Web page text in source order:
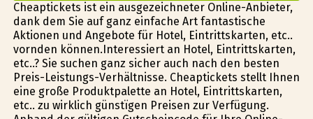
Cheaptickets ist ein ausgezeichneter Online-Anbieter,
dank dem Sie auf ganz einfache Art fantastische
Aktionen und Angebote für Hotel, Eintrittskarten, etc..
vorfinden können.Interessiert an Hotel, Eintrittskarten,
etc..? Sie suchen ganz sicher auch nach den besten
Preis-Leistungs-Verhältnisse. Cheaptickets stellt Ihnen
eine große Produktpalette an Hotel, Eintrittskarten,
etc.. zu wirklich günstïgen Preisen zur Verfügung.